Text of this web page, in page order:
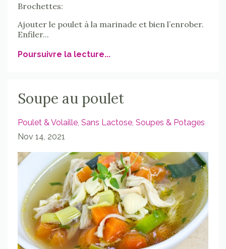
Brochettes:
Ajouter le poulet à la marinade et bien l’enrober.
Enfiler...
Poursuivre la lecture...
Soupe au poulet
Poulet & Volaille Sans Lactose Soupes & Potages
Nov 14, 2021